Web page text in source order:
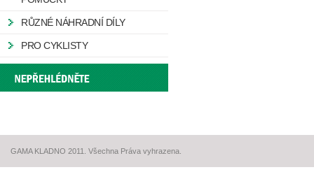
RŮZNÉ NÁHRADNÍ DÍLY
PRO CYKLISTY
GAMA KLADNO 2011. Všechna Práva vyhrazena.